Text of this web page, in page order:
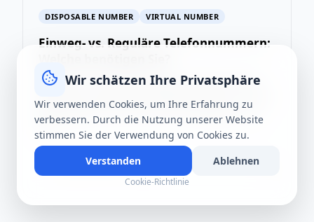
DISPOSABLE NUMBER VIRTUAL NUMBER
Einweg- vs. Reguläre Telefonnummern:
Entdecken Sie die Hauptunterschiede zwischen
beste Option für Ihre Online-Privatsphäre und -
Sic...
4 Aug 2026·8 Min. Lesezeit
Wir schätzen Ihre Privatsphäre
Wir verwenden Cookies, um Ihre Erfahrung zu
verbessern. Durch die Nutzung unserer Website
stimmen Sie der Verwendung von Cookies zu.
Verstanden
Ablehnen
Cookie-Richtlinie